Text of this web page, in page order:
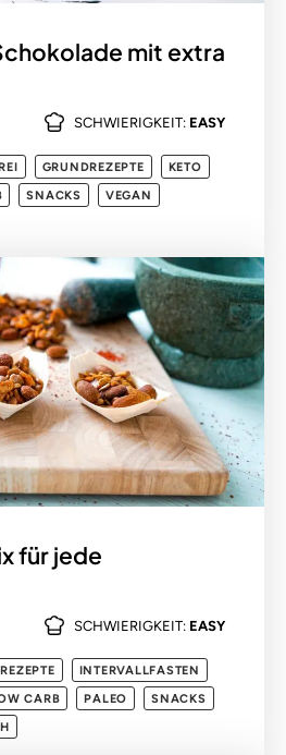
mit extra
SCHWIERIGKEIT: EASY
GRUNDREZEPTE
KETO
SNACKS
VEGAN
für jede
SCHWIERIGKEIT: EASY
INTERVALLFASTEN
CARB PALEO
SNACKS